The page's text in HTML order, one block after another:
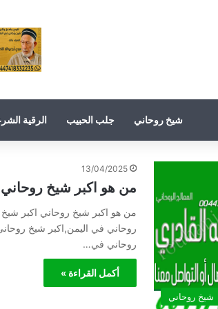
شيخ روحاني جلب الحبيب الرقية
شيخ روحاني
13/04/2025
من هو اكبر شيخ روحاني
من هو اكبر شيخ روحاني اكبر
روحاني في اليمن,اكبر شيخ
روحاني في…
أكمل القراءة »